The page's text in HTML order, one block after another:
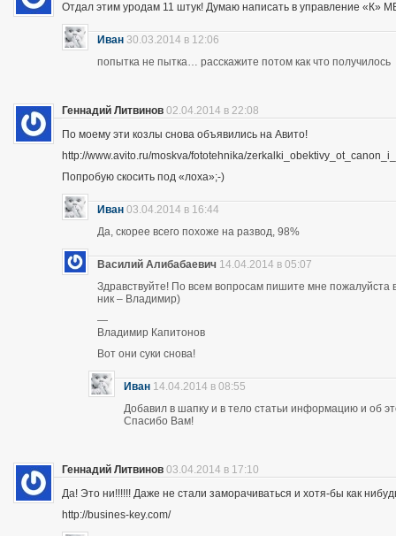
Отдал этим уродам 11 штук! Думаю написать в управление «К»
Иван 30.03.2014 в 12:06
попытка не пытка… расскажите потом как что получилось
Геннадий Литвинов 02.04.2014 в 22:08
По моему эти козлы снова объявились на Авито!
http://www.avito.ru/moskva/fototehnika/
Попробую скосить под «лоха»;-)
Иван 03.04.2014 в 16:44
Да, скорее всего похоже на развод, 98%
Василий Алибабаевич 14.04.2014 в 05:07
Здравствуйте! По всем вопросам пишите мне
ник – Владимир)
—
Владимир Капитонов
Вот они суки снова!
Иван 14.04.2014 в 08:55
Добавил в шапку и в тело статьи информацию и об
Спасибо Вам!
Геннадий Литвинов 03.04.2014 в 17:10
Да! Это ни!!!!!! Даже не стали заморачиваться и хотя-бы как
http://busines-key.com/